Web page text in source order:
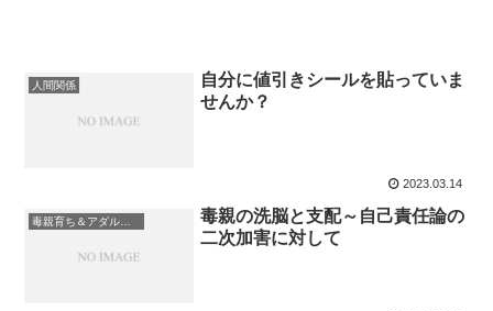
人間関係
自分に値引きシールを貼っていま
せんか？
2023.03.14
毒親育ち＆アダルトチルドレン
毒親の洗脳と支配～自己責任論の
二次加害に対して